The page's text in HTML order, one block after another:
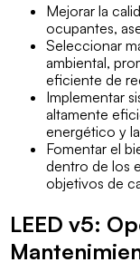
Mejorar la
ocupantes,
Seleccionar
ambiental,
eficiente de
Implementar
altamente
energético y
Fomentar el
dentro de los
objetivos de
LEED v5: